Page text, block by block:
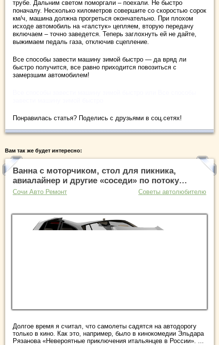
трубе. Дальним светом поморгали – поехали. Не быстро
поначалу. Несколько километров совершите со скоростью сорок
км/ч, машина должна прогреться окончательно. При плохом
исходе автомобиль на «галстук» цепляем, вторую передачу
включаем – точно заведется. Теперь заглохнуть ей не дайте,
выжимаем педаль газа, отключив сцепление.
Все способы завести машину зимой быстро — да вряд ли
быстро получится, все равно приходится повозиться с
замерзшим автомобилем!
Понравилась статья? Поделись с друзьями в соц.сетях!
Вам так же будет интересно:
Ванна с моторчиком, стол для пикника,
авиалайнер и другие «соседи» по потоку…
Сочи Авто Ремонт Советы автолюбителю
Долгое время я считал, что самолеты садятся на автодорогу
только в кино. Как это, например, было в кинокомедии Эльдара
Рязанова «Невероятные приключения итальянцев в России». ...